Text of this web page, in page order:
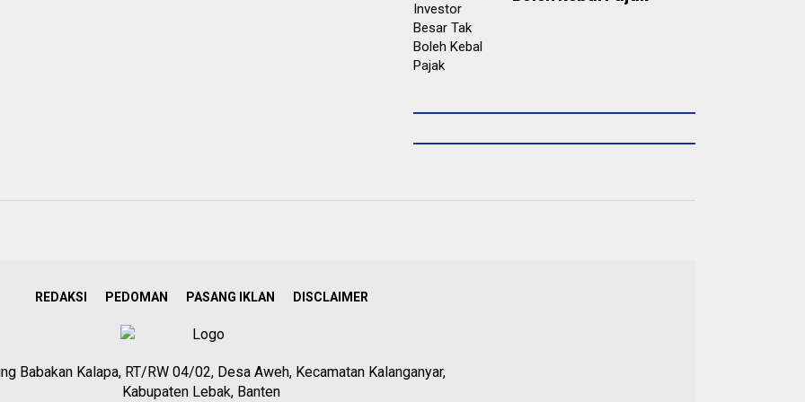
REDAKSI PEDOMAN PASANG IKLAN DISCLAIMER
Babakan Kalapa, RT/RW 04/02, Desa Aweh, Kecamatan Kalanganyar,
Kabupaten Lebak, Banten